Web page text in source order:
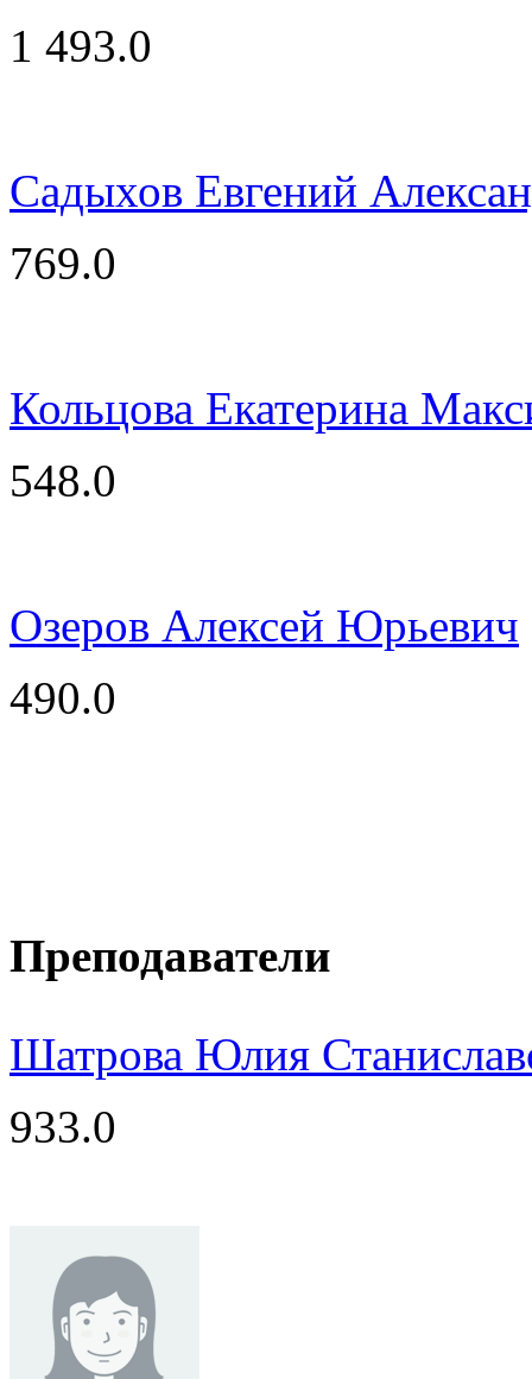
1 493.0
Садыхов Евгений
769.0
Кольцова Екатерина
548.0
Озеров Алексей Юрьевич
490.0
Преподаватели
Шатрова Юлия
933.0